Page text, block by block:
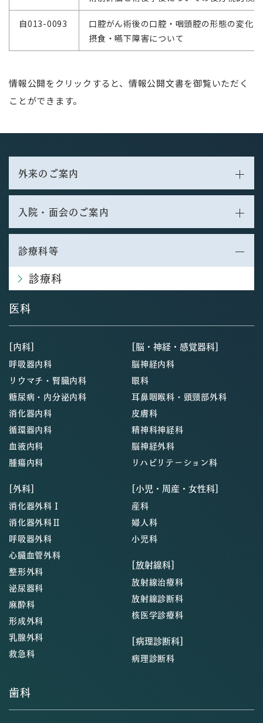
自013-0093
口腔がん術後の口腔・咽頭腔の形態の変化と
摂食・嚥下障害について
情報公開をクリックすると、情報公開文書を御覧いただく
ことができます。
外来のご案内
入院・面会のご案内
診療科等
診療科
医科
[内科]
呼吸器内科
リウマチ・腎臓内科
糖尿病・内分泌内科
消化器内科
循環器内科
血液内科
腫瘍内科
[外科]
消化器外科Ⅰ
消化器外科Ⅱ
呼吸器外科
心臓血管外科
整形外科
泌尿器科
麻酔科
形成外科
乳腺外科
救急科
[脳・神経・感覚器科]
脳神経内科
眼科
耳鼻咽喉科・頭頸部外科
皮膚科
精神科神経科
脳神経外科
リハビリテーション科
[小児・周産・女性科]
産科
婦人科
小児科
[放射線科]
放射線治療科
放射線診断科
核医学診療科
[病理診断科]
病理診断科
歯科